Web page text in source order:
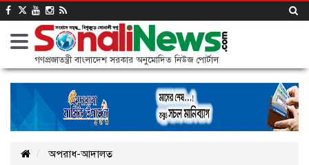
গণপ্রজাতন্ত্রী বাংলাদেশ সরকার অনুমোদিত নিউজ পোর্টাল
অপরাধ-আদালত